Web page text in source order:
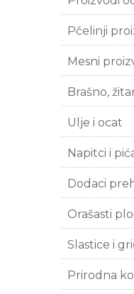
Pčelinji
Mesni
Brašno,
Ulje i ocat
Napitci i
Dodaci
Orašasti
Slastice i
Prirodna